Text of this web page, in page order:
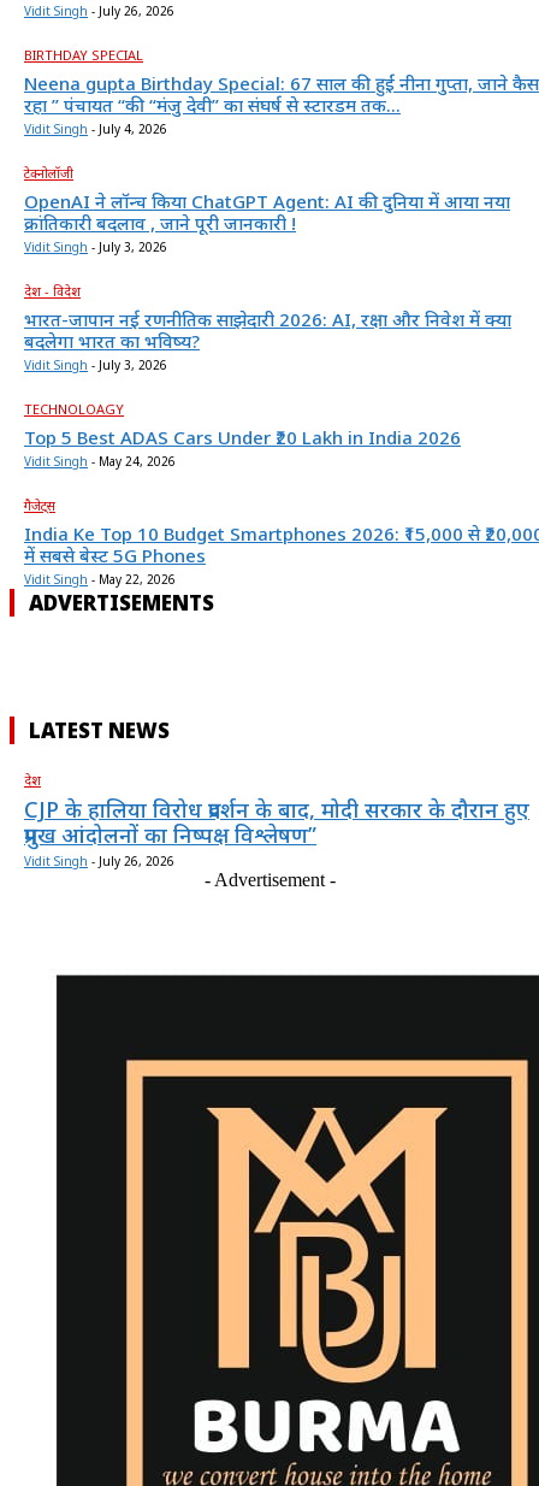
Vidit Singh - July 26, 2026
BIRTHDAY SPECIAL
Neena gupta Birthday Special: 67 साल की हुईं नीना गुप्ता, जाने
रहा ” पंचायत “की “मंजु देवी” का संघर्ष से स्टारडम तक...
Vidit Singh - July 4, 2026
टेक्नोलॉजी
OpenAI ने लॉन्च किया ChatGPT Agent: AI की दुनिया में आया नया
क्रांतिकारी बदलाव , जाने पूरी जानकारी !
Vidit Singh - July 3, 2026
देश - विदेश
भारत-जापान नई रणनीतिक साझेदारी 2026: AI, रक्षा और निवेश में क्या
बदलेगा भारत का भविष्य?
Vidit Singh - July 3, 2026
TECHNOLOAGY
Top 5 Best ADAS Cars Under ₹20 Lakh in India 2026
Vidit Singh - May 24, 2026
गैजेट्स
India Ke Top 10 Budget Smartphones 2026: ₹15,000 से
में सबसे बेस्ट 5G Phones
Vidit Singh - May 22, 2026
ADVERTISEMENTS
LATEST NEWS
देश
CJP के हालिया विरोध प्रदर्शन के बाद, मोदी सरकार के दौरान हुए
प्रमुख आंदोलनों का निष्पक्ष विश्लेषण”
Vidit Singh - July 26, 2026
- Advertisement -